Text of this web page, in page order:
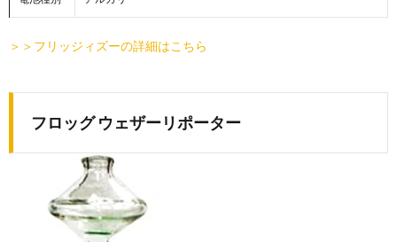
＞＞フリッジィズーの詳細はこちら
フロッグ ウェザーリポーター